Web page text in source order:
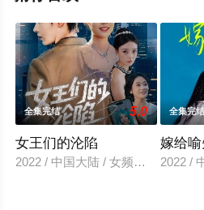
全集完结 5.0
女王们的沦陷
2022 / 中国大陆 / 女频恋爱
全集完
嫁给喻
2022 /